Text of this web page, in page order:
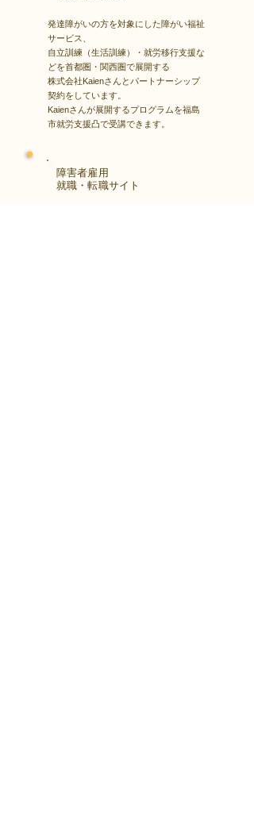
発達障がいの方を対象にした障がい福祉
サービス、
自立訓練（生活訓練）・就労移行支援な
どを首都圏・関西圏で展開する
株式会社Kaienさんとパートナーシップ
契約をしています。
Kaienさんが展開するプログラムを福島
市就労支援凸で受講できます。
障害者雇用
​就職・転職サイト